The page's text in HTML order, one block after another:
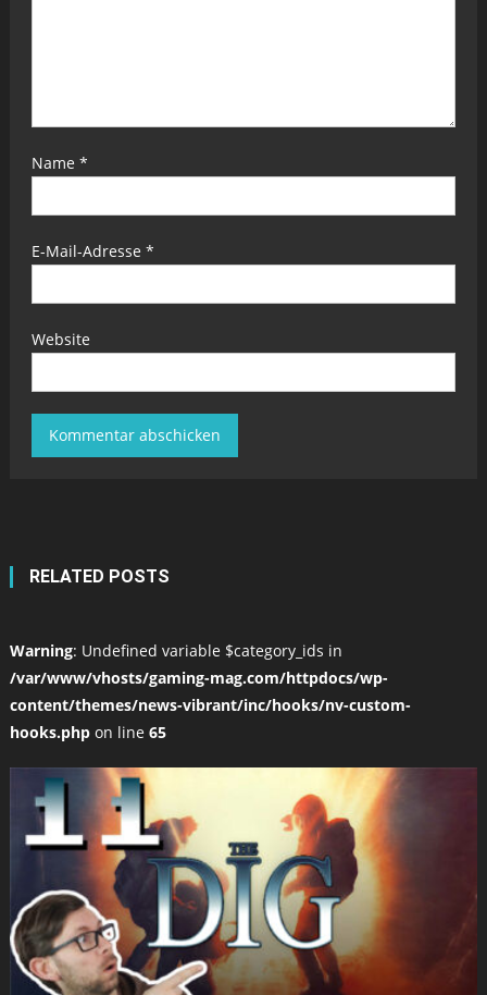
Name *
E-Mail-Adresse *
Website
RELATED POSTS
Warning: Undefined variable $category_ids in
/var/www/vhosts/gaming-mag.com/httpdocs/wp-
content/themes/news-vibrant/inc/hooks/nv-custom-
hooks.phpon line 65